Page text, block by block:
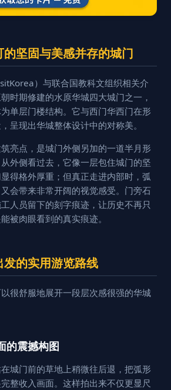
坚固与美感并存的城门
）与联合国教科文组织相关介
时期修建的水原华城四大城门之一，
单层门楼结构。它与西门华西门在形
呈现出华城整体设计中的对称美。
亮点，是城门外侧另加的一道半月形
从外侧看过去，它像一层包住城门的坚
得格外厚重；但真正走进内部时，弧
会带来非常开阔的视觉感受。门旁石
人员留下的刻字痕迹，让历史不再只
被肉眼看到的真实痕迹。
的实用游览路线
很舒服地展开一段层次感很强的华城
的震撼构图
城门前的草地上稍微往后退，把弧形
整收入画面。这样拍出来不仅更显尺